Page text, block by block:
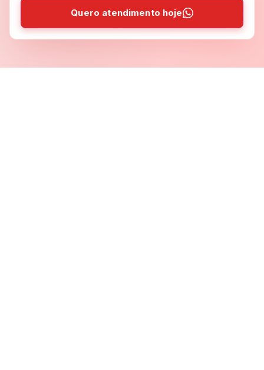
Quero atendimento hoje